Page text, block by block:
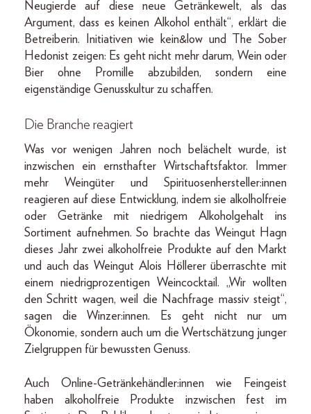
Neugierde auf diese neue Getränkewelt, als das
Argument, dass es keinen Alkohol enthält“, erklärt die
Betreiberin. Initiativen wie kein&low und The Sober
Hedonist zeigen: Es geht nicht mehr darum, Wein oder
Bier ohne Promille abzubilden, sondern eine
eigenständige Genusskultur zu schaffen.
Die Branche reagiert
Was vor wenigen Jahren noch belächelt wurde, ist
inzwischen ein ernsthafter Wirtschaftsfaktor. Immer
mehr Weingüter und Spirituosenhersteller:innen
reagieren auf diese Entwicklung, indem sie alkolholfreie
oder Getränke mit niedrigem Alkoholgehalt ins
Sortiment aufnehmen. So brachte das Weingut Hagn
dieses Jahr zwei alkoholfreie Produkte auf den Markt
und auch das Weingut Alois Höllerer überraschte mit
einem niedrigprozentigen Weincocktail. „Wir wollten
den Schritt wagen, weil die Nachfrage massiv steigt“,
sagen die Winzer:innen. Es geht nicht nur um
Ökonomie, sondern auch um die Wertschätzung junger
Zielgruppen für bewussten Genuss.
Auch Online-Getränkehändler:innen wie Feingeist
haben alkoholfreie Produkte inzwischen fest im